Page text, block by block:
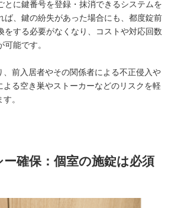
とに鍵番号を登録・抹消できるシステムを
ば、鍵の紛失があった場合にも、都度錠前
をする必要がなくなり、コストや対応回数
可能です。
、前入居者やその関係者による不正侵入や
よる空き巣やストーカーなどのリスクを軽
。
確保：個室の施錠は必須